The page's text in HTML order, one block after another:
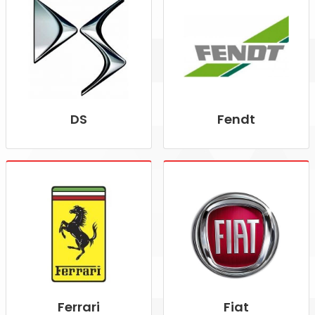
DS Fendt
Ferrari Fiat